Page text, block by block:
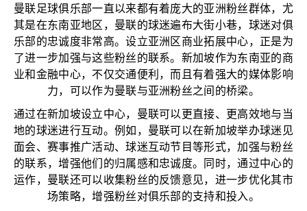
曼联足球俱乐部一直以来都有着庞大的亚洲粉丝群体，尤
其是在东南亚地区，曼联的球迷遍布大街小巷，球迷对俱
乐部的忠诚度非常高。设立亚洲区商业拓展中心，正是为
了进一步加强与这些粉丝的联系。新加坡作为东南亚的商
业和金融中心，不仅交通便利，而且有着强大的媒体影响
力，可以作为曼联与亚洲粉丝之间的桥梁。
通过在新加坡设立中心，曼联可以更直接、更高效地与当
地的球迷进行互动。例如，曼联可以在新加坡举办球迷见
面会、赛事推广活动、球迷互动节目等形式，加强与粉丝
的联系，增强他们的归属感和忠诚度。同时，通过中心的
运作，曼联还可以收集粉丝的反馈意见，进一步优化其市
场策略，增强粉丝对俱乐部的支持和投入。